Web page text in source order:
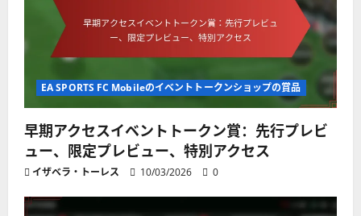
EA SPORTS FC Mobileのイベントトークンショップの賞品
早期アクセスイベントトークン賞：先行プレビ
ュー、限定プレビュー、特別アクセス
イザベラ・トーレス 10/03/2026 0